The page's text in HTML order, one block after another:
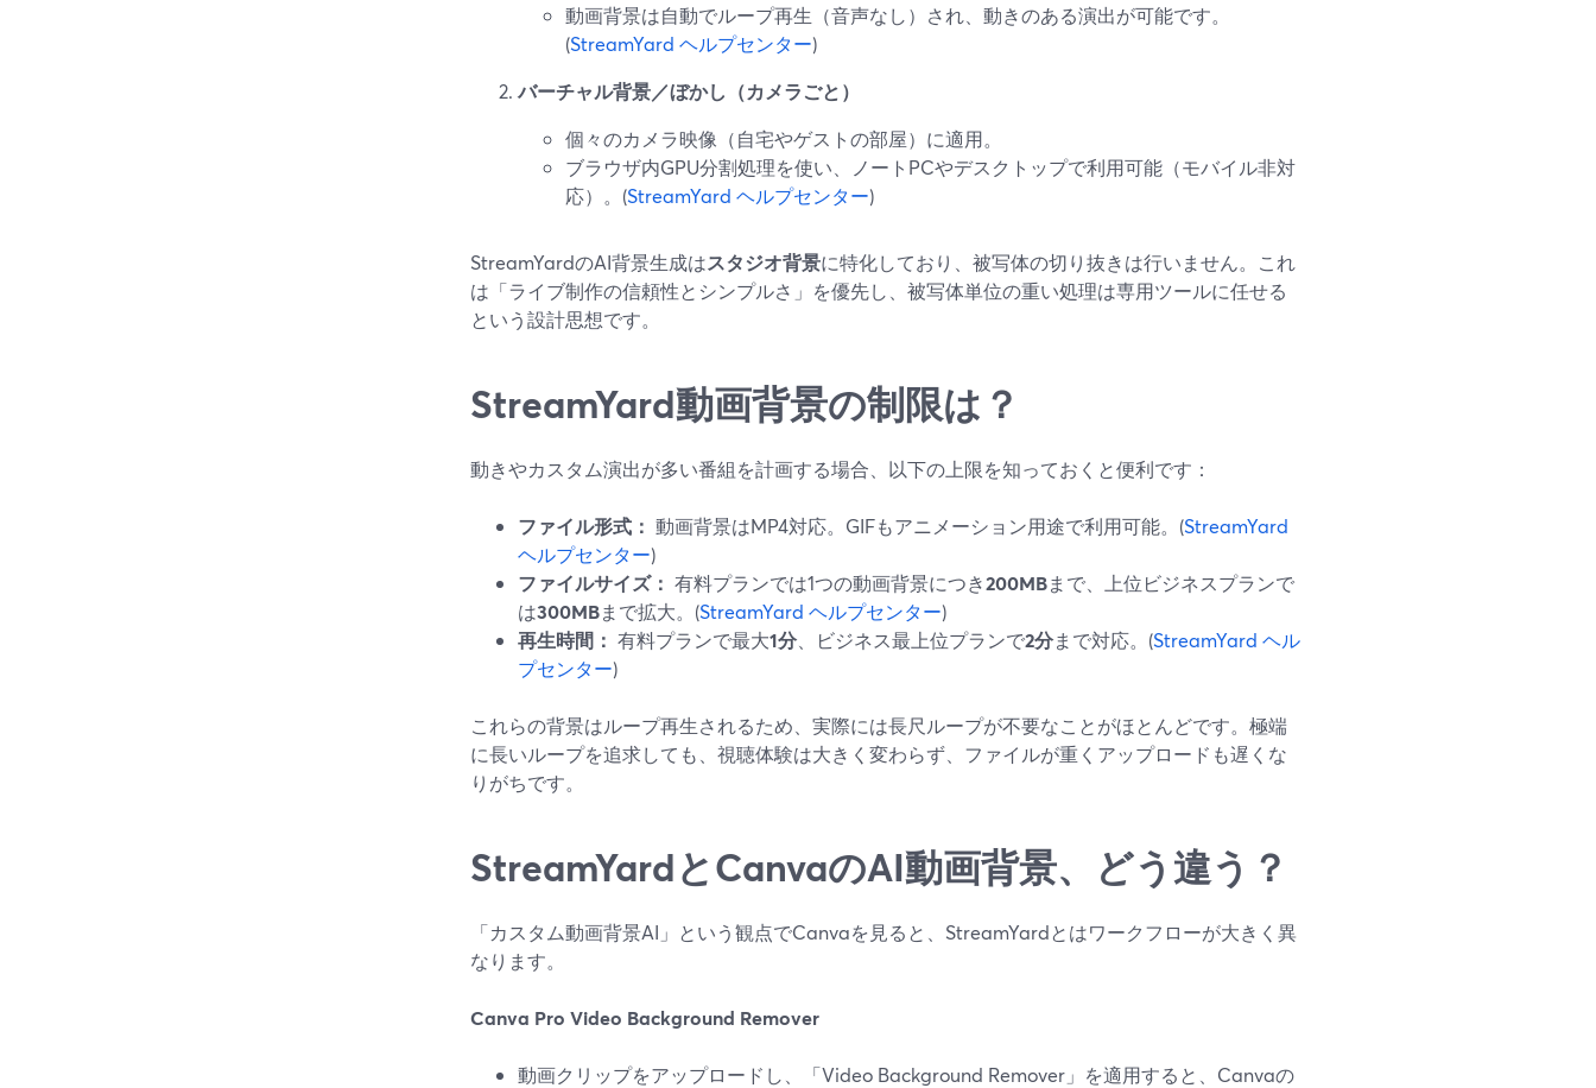
動画背景は自動でループ再生（音声なし）され、動きのある演出が可能です。
(StreamYard ヘルプセンター)
バーチャル背景／ぼかし（カメラごと）
個々のカメラ映像（自宅やゲストの部屋）に適用。
ブラウザ内GPU分割処理を使い、ノートPCやデスクトップで利用可能（モバイル非対
応）。(StreamYard ヘルプセンター)
StreamYardのAI背景生成はスタジオ背景に特化しており、被写体の切り抜きは行いません。これ
は「ライブ制作の信頼性とシンプルさ」を優先し、被写体単位の重い処理は専用ツールに任せる
という設計思想です。
StreamYard動画背景の制限は？
動きやカスタム演出が多い番組を計画する場合、以下の上限を知っておくと便利です：
ファイル形式： 動画背景はMP4対応。GIFもアニメーション用途で利用可能。(StreamYard
ヘルプセンター)
ファイルサイズ： 有料プランでは1つの動画背景につき200MBまで、上位ビジネスプランで
は300MBまで拡大。(StreamYard ヘルプセンター)
再生時間： 有料プランで最大1分 、ビジネス最上位プランで2分まで対応。(StreamYard ヘル
プセンター)
これらの背景はループ再生されるため、実際には長尺ループが不要なことがほとんどです。極端
に長いループを追求しても、視聴体験は大きく変わらず、ファイルが重くアップロードも遅くな
りがちです。
StreamYardとCanvaのAI動画背景、どう違う？
「カスタム動画背景AI」という観点でCanvaを見ると、StreamYardとはワークフローが大きく異
なります。
Canva Pro Video Background Remover
動画クリップをアップロードし、「Video Background Remover」を適用すると、Canvaの